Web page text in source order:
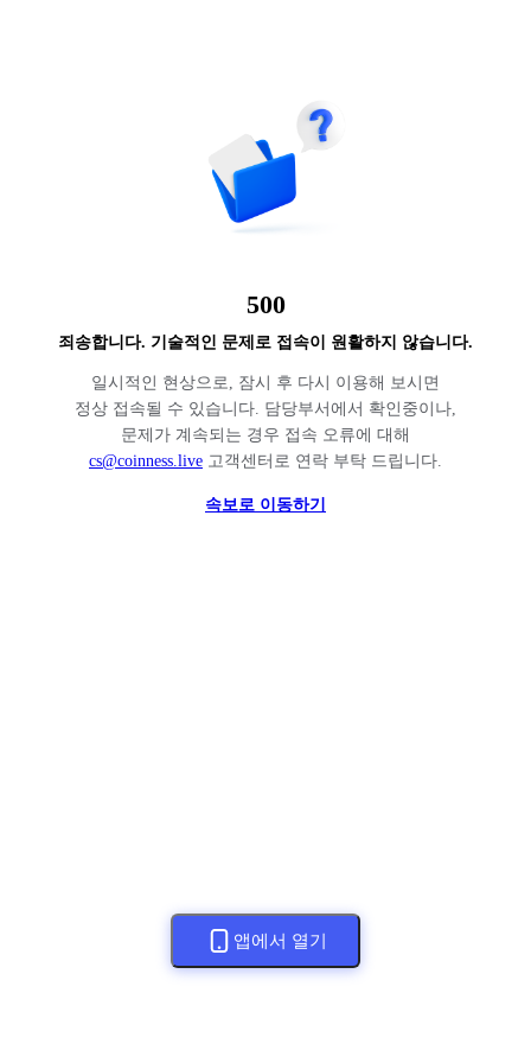
500
죄송합니다. 기술적인 문제로 접속이 원활하지 않습니다.
일시적인 현상으로, 잠시 후 다시 이용해 보시면
정상 접속될 수 있습니다. 담당부서에서 확인중이나,
문제가 계속되는 경우 접속 오류에 대해
cs@coinness.live 고객센터로 연락 부탁 드립니다.
속보로 이동하기
앱에서 열기